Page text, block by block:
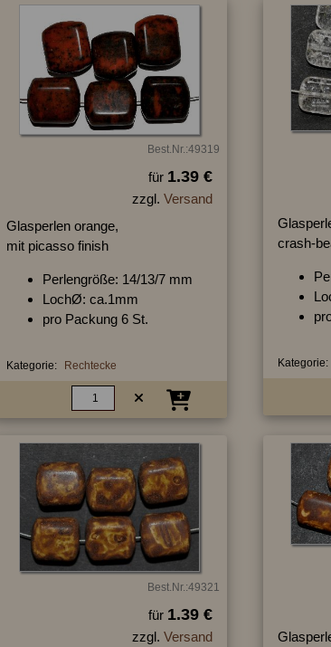
Best.Nr.:49319
für 1.39 €
zzgl. Versand
Glasperlen orange,
mit picasso finish
Perlengröße: 14/13/7 mm
LochØ: ca.1mm
pro Packung 6 St.
Kategorie: Rechtecke
crash-
Kategorie:
Best.Nr.:49321
für 1.39 €
zzgl. Versand